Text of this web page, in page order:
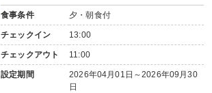
食事条件 夕・朝食付
チェックイン 13:00
チェックアウト 11:00
設定期間
2026年04月01日～2026年09月30
日